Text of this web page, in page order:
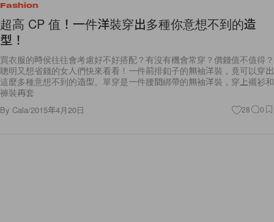
Fashion
超高 CP 值！一件洋裝穿出多種你意想不到的造
型！
買衣服的時侯往往會考慮好不好搭配？有沒有機會常穿？價錢值不值得？
聰明又想省錢的女人們快來看看！一件前排釦子的無袖洋裝，竟可以穿出
這麼多種意想不到的造型。單穿是一件腰間綁帶的無袖洋裝，穿上襯衫和
褲裝再套
By Cala/2015年4月20日 28 0